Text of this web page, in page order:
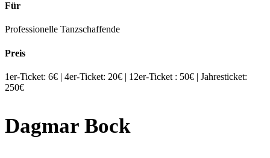
Für
Professionelle Tanzschaffende
Preis
1er-Ticket: 6€ | 4er-Ticket: 20€ | 12er-Ticket : 50€ | Jahresticket:
250€
Dagmar Bock